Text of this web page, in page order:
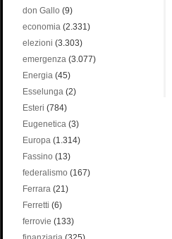
don Gallo (9)
economia (2.331)
elezioni (3.303)
emergenza (3.077)
Energia (45)
Esselunga (2)
Esteri (784)
Eugenetica (3)
Europa (1.314)
Fassino (13)
federalismo (167)
Ferrara (21)
Ferretti (6)
ferrovie (133)